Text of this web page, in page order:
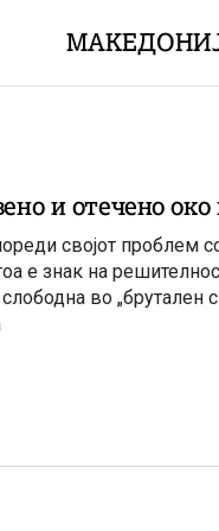
и отечено
својот проблем
е знак на
во „брутален